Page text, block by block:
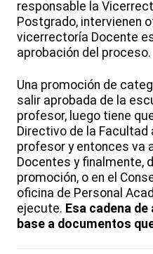
responsable la
Postgrado, intervienen
vicerrectoría Docente
aprobación del proceso.
Una promoción de
salir aprobada de la
profesor, luego tiene
Directivo de la Facultad
profesor y entonces va
Docentes y finalmente,
promoción, o en el
oficina de Personal
ejecute. Esa cadena
base a documentos